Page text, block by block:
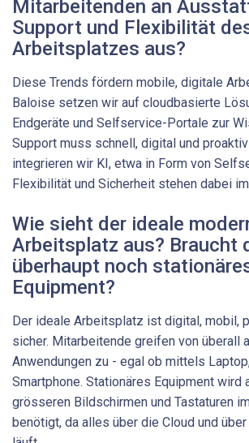
Mitarbeitenden an
Support und Flexibilität
Arbeitsplatzes aus?
Diese Trends fördern mobile, digitale
Baloise setzen wir auf cloudbasierte
Endgeräte und Selfservice-Portale zur
Support muss schnell, digital und
integrieren wir KI, etwa in Form von
Flexibilität und Sicherheit stehen dabei
Wie sieht der ideale
Arbeitsplatz aus? Braucht
überhaupt noch
Equipment?
Der ideale Arbeitsplatz ist digital, mobil,
sicher. Mitarbeitende greifen von überall
Anwendungen zu - egal ob mittels
Smartphone. Stationäres Equipment wird
grösseren Bildschirmen und Tastaturen
benötigt, da alles über die Cloud und